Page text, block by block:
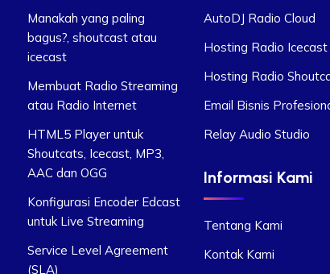
Manakah yang paling
bagus?, shoutcast atau
icecast
Membuat Radio Streaming
atau Radio Internet
HTML5 Player untuk
Shoutcats, Icecast, MP3,
AAC dan OGG
Konfigurasi Encoder Edcast
untuk Live Streaming
Service Level Agreement
(SLA)
AutoDJ Radio Cloud
Hosting Radio Icecast
Hosting Radio
Email Bisnis
Relay Audio Studio
Informasi Kami
Tentang Kami
Kontak Kami